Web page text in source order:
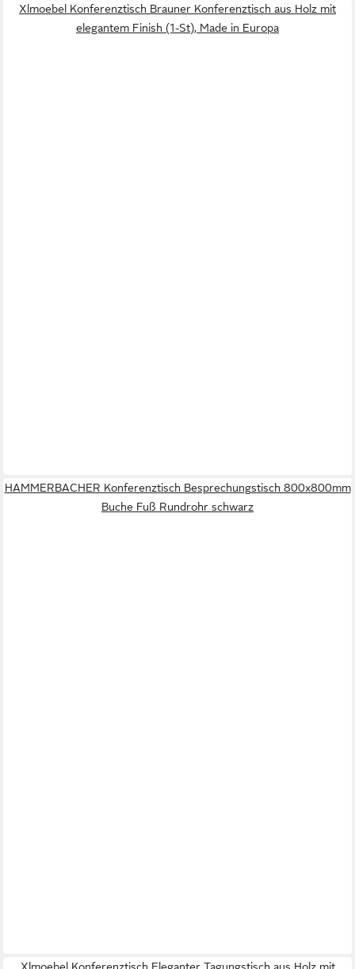
Xlmoebel Konferenztisch Brauner Konferenztisch aus Holz mit
elegantem Finish (1-St), Made in Europa
HAMMERBACHER Konferenztisch Besprechungstisch 800x800mm
Buche Fuß Rundrohr schwarz